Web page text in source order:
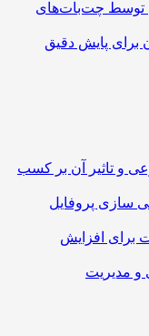
چت‌بات‌های
پایش دقیق
آن بر کسب
پروفایل
افزایش